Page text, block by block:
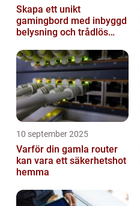
Skapa ett unikt
gamingbord med inbyggd
belysning och trådlös
10 september 2025
Varför din gamla router
kan vara ett säkerhetshot
hemma